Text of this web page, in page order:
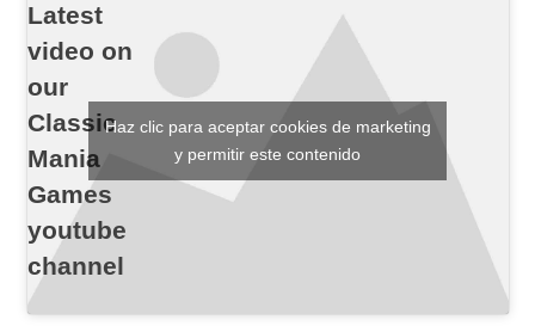
Latest
video on
our
Classic
Mania
Games
youtube
channel
Haz clic para aceptar cookies de marketing
y permitir este contenido